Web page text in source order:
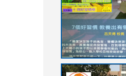
link
link
link
link